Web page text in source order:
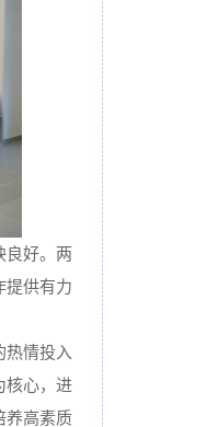
良好。两
提供有力
热情投入
核心，进
养高素质